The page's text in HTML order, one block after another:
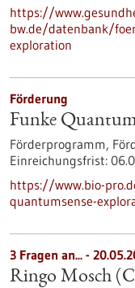
https://
bw.de/datenbank/
exploration
Förderung
Funke
Förderprogramm,
Einreichungsfrist:
https://www.bio-
quantumsense-
3 Fragen an... -
Ringo Mosch